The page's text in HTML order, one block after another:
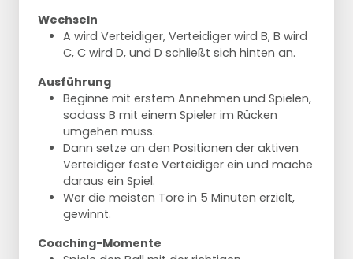
Wechseln
A wird Verteidiger, Verteidiger wird B, B wird
C, C wird D, und D schließt sich hinten an.
Ausführung
Beginne mit erstem Annehmen und Spielen,
sodass B mit einem Spieler im Rücken
umgehen muss.
Dann setze an den Positionen der aktiven
Verteidiger feste Verteidiger ein und mache
daraus ein Spiel.
Wer die meisten Tore in 5 Minuten erzielt,
gewinnt.
Coaching-Momente